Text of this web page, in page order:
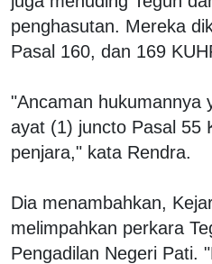
penghasutan. Mereka
Pasal 160, dan 169
"Ancaman hukumannya
ayat (1) juncto Pasal 55
penjara," kata Rendra.
Dia menambahkan,
melimpahkan perkara
Pengadilan Negeri Pati.